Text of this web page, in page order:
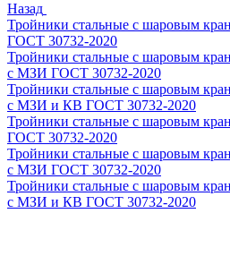
Назад
Тройники стальные с шаровым
ГОСТ 30732-2020
Тройники стальные с шаровым
с МЗИ ГОСТ 30732-2020
Тройники стальные с шаровым
с МЗИ и КВ ГОСТ 30732-2020
Тройники стальные с шаровым
ГОСТ 30732-2020
Тройники стальные с шаровым
с МЗИ ГОСТ 30732-2020
Тройники стальные с шаровым
с МЗИ и КВ ГОСТ 30732-2020